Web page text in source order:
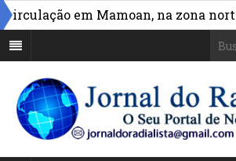
em Mamoan, na zona norte de